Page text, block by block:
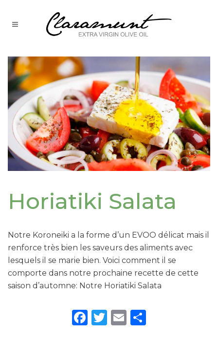
Horiatiki Salata
Notre Koroneiki a la forme d’un EVOO délicat mais il
renforce très bien les saveurs des aliments avec
lesquels il se marie bien. Voici comment il se
comporte dans notre prochaine recette de cette
saison d’automne: Notre Horiatiki Salata
Facebook
Twitter
Email